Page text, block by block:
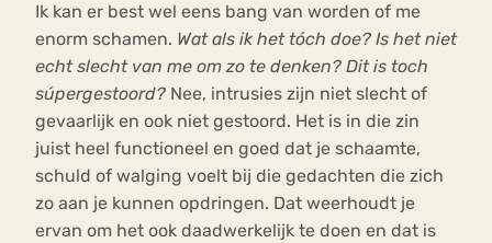
Ik kan er best wel eens bang van worden of me
enorm schamen. Wat als ik het tóch doe? Is het niet
echt slecht van me om zo te denken? Dit is toch
súpergestoord? Nee, intrusies zijn niet slecht of
gevaarlijk en ook niet gestoord. Het is in die zin
juist heel functioneel en goed dat je schaamte,
schuld of walging voelt bij die gedachten die zich
zo aan je kunnen opdringen. Dat weerhoudt je
ervan om het ook daadwerkelijk te doen en dat is